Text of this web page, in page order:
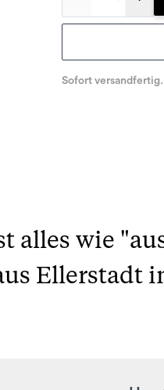
Sofort
alles wie
Ellerstadt